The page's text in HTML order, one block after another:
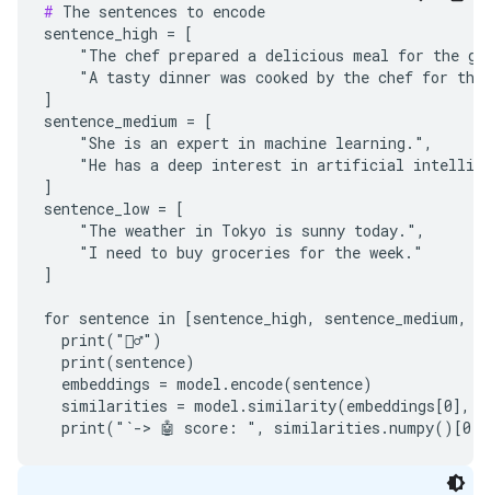
# The sentences to encode
sentence_high = [
"The chef prepared a delicious meal for the
"A tasty dinner was cooked by the chef for the
]
sentence_medium = [
    "She is an expert in machine learning.",
"He has a deep interest in artificial
]
sentence_low = [
    "The weather in Tokyo is sunny today.",
    "I need to buy groceries for the week."
]
for sentence in [sentence_high, sentence_medium,
  print("🙋‍♂️")
  print(sentence)
  embeddings = model.encode(sentence)
similarities = model.similarity(embeddings[0],